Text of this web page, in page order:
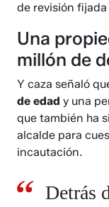
de revisión
Una
millón de
Y caza señaló
de edady una
que también ha
alcalde para
incautación.
Detrás